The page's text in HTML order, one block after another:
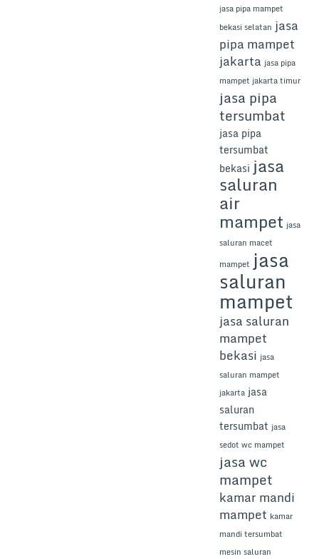
jasa pipa mampet
bekasi selatan jasa
pipa mampet
jakarta jasa pipa
mampet jakarta timur
jasa pipa
tersumbat
jasa pipa
tersumbat
bekasi jasa
saluran
air
mampet jasa
saluran macet
mampet jasa
saluran
mampet
jasa saluran
mampet
bekasi jasa
saluran mampet
jakarta jasa
saluran
tersumbat jasa
sedot wc mampet
jasa wc
mampet
kamar mandi
mampet kamar
mandi tersumbat
mesin saluran